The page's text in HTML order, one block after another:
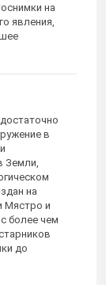
на
явления,
в
Земли,
на
Мястро и
более чем
до